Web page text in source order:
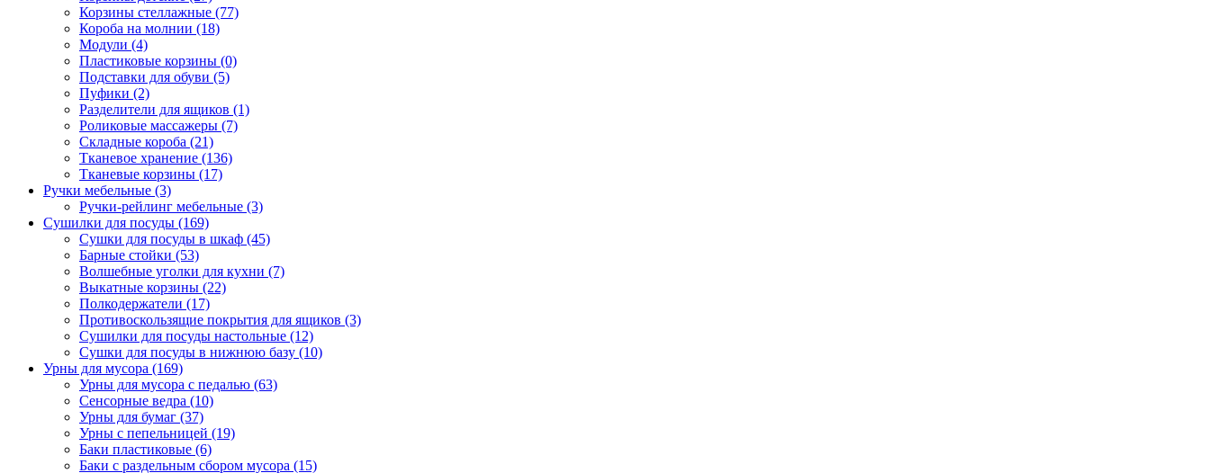
Корзины стеллажные (77)
Короба на молнии (18)
Модули (4)
Пластиковые корзины (0)
Подставки для обуви (5)
Пуфики (2)
Разделители для ящиков (1)
Роликовые массажеры (7)
Складные короба (21)
Тканевое хранение (136)
Тканевые корзины (17)
Ручки мебельные (3)
Ручки-рейлинг мебельные (3)
Сушилки для посуды (169)
Сушки для посуды в шкаф (45)
Барные стойки (53)
Волшебные уголки для кухни (7)
Выкатные корзины (22)
Полкодержатели (17)
Противоскользящие покрытия для ящиков (3)
Сушилки для посуды настольные (12)
Сушки для посуды в нижнюю базу (10)
Урны для мусора (169)
Урны для мусора с педалью (63)
Сенсорные ведра (10)
Урны для бумаг (37)
Урны с пепельницей (19)
Баки пластиковые (6)
Баки с раздельным сбором мусора (15)